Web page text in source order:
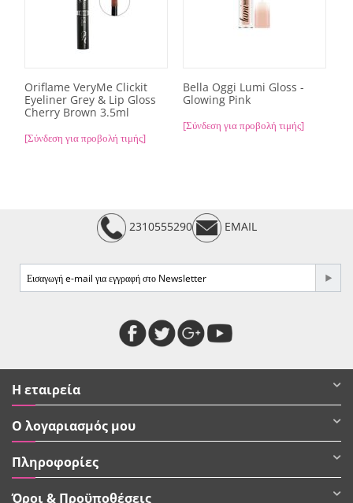
Oriflame VeryMe Clickit
Eyeliner Grey & Lip Gloss
Cherry Brown 3.5ml
[Σύνδεση για προβολή τιμής]
Bella Oggi Lumi Gloss -
Glowing Pink
[Σύνδεση για προβολή τιμής]
2310555290 EMAIL
Η εταιρεία
Ο λογαριασμός μου
Πληροφορίες
Όροι & Προϋποθέσεις